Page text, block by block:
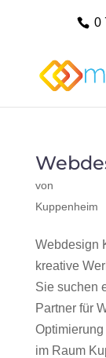
0
von
Kuppenheim
Webdesign
kreative
Sie suchen
Partner für
im Raum